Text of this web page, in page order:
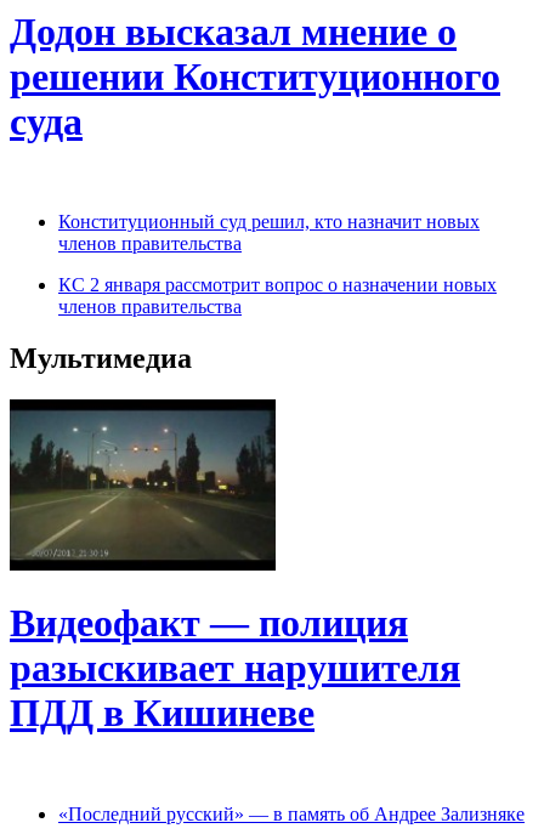
Додон высказал мнение о
решении Конституционного
суда
Конституционный суд решил, кто назначит новых
членов правительства
КС 2 января рассмотрит вопрос о назначении новых
членов правительства
Мультимедиа
Видеофакт — полиция
разыскивает нарушителя
ПДД в Кишиневе
«Последний русский» — в память об Андрее Зализняке